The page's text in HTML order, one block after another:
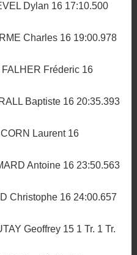
Dylan 16 17:10.500
Charles 16 19:00.978
Fréderic 16
Baptiste 16 20:35.393
Laurent 16
Antoine 16 23:50.563
Christophe 16 24:00.657
Geoffrey 15 1 Tr. 1 Tr.